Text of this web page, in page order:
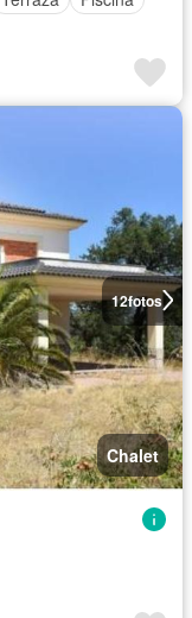
12fotos
Chalet